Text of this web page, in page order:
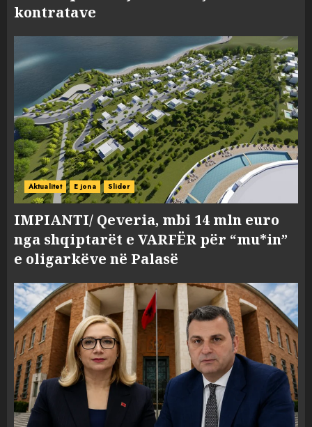
kontratave
Aktualitet E jona Slider
IMPIANTI/ Qeveria, mbi 14 mln euro
nga shqiptarët e VARFËR për “mu*in”
e oligarkëve në Palasë